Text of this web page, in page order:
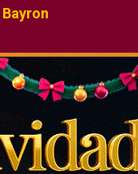
Bayron